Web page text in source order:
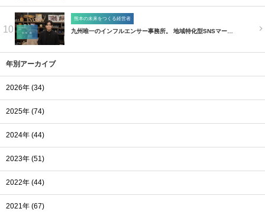
10
熊本の未来をつくる経営者
九州唯一のインフルエンサー事務所。 地域特化型SNSマー…
年別アーカイブ
2026年 (34)
2025年 (74)
2024年 (44)
2023年 (51)
2022年 (44)
2021年 (67)